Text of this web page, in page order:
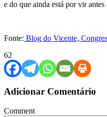
e do que ainda está por vir
Fonte: Blog do Vicente,
62
Adicionar Comentário
Comment